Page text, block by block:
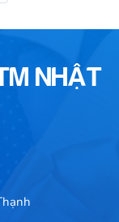
NHẬT